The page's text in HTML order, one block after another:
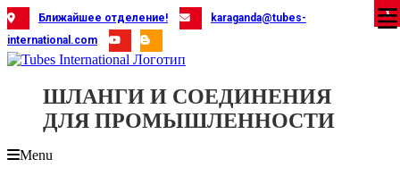
Skip
to
content
Ближайшее отделение!
karaganda@tubes-
international.com
ШЛАНГИ И СОЕДИНЕНИЯ
ДЛЯ ПРОМЫШЛЕННОСТИ
Menu
X
X
X
X
X
X
X
X
X
X
X
X
X
X
X
X
X
X
X